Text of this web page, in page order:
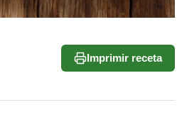
Imprimir receta